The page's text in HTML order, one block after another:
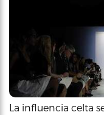
La influencia celta